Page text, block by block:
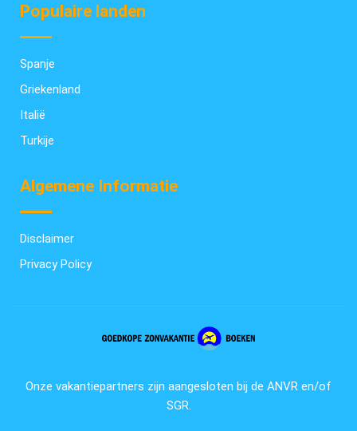
Populaire landen
Spanje
Griekenland
Italië
Turkije
Algemene Informatie
Disclaimer
Privacy Policy
Onze vakantiepartners zijn aangesloten bij de ANVR en/of
SGR.